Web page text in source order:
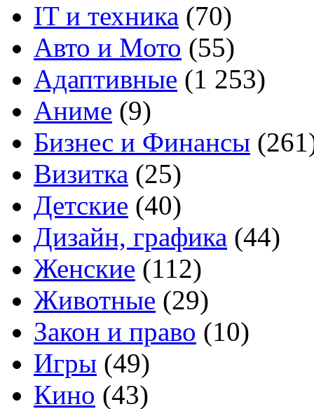
IT и техника (70)
Авто и Мото (55)
Адаптивные (1 253)
Аниме (9)
Бизнес и Финансы
Визитка (25)
Детские (40)
Дизайн, графика (44)
Женские (112)
Животные (29)
Закон и право (10)
Игры (49)
Кино (43)